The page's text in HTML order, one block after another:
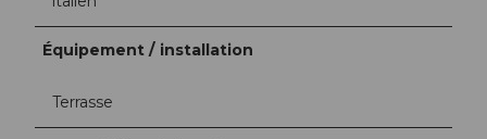
Équipement / installation
Terrasse